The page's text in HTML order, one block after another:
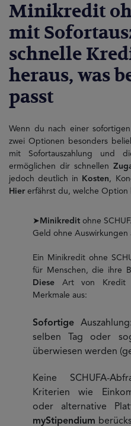
Minikredit
mit
schnelle
heraus, was
passt
Wenn du nach einer
zwei Optionen besonders
mit Sofortauszahlung und
ermöglichen dir schnellen
jedoch deutlich in
Kosten,
Hier erfährst du, welche Option
➤ Minikredit ohne
Geld ohne Auswirkungen
Ein Minikredit ohne
für Menschen, die ihre
Diese Art von Kredit
Merkmale aus:
Sofortige
selben Tag oder
überwiesen werden
Keine SCHUFA-
Kriterien wie
oder alternative
myStipendium